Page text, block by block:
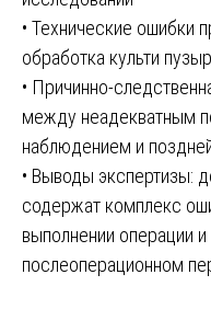
• Технические ошибки
обработка культи
• Причинно-
между неадекватным
наблюдением и
• Выводы экспертизы:
содержат комплекс
выполнении операции
послеоперационном